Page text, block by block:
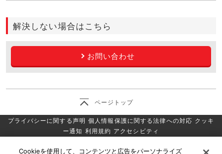
解決しない場合はこちら
お問い合わせ
ページトップ
プライバシーに関する声明 個人情報保護に関する法律への対応 クッキ
ー通知 利用規約 アクセシビティ
Cookieを使用して、コンテンツと広告をパーソナライズ